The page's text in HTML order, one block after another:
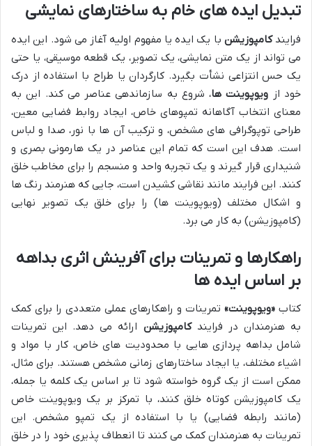
تبدیل ایده های خام به ساختارهای نمایشی
فرایندکامپوزیشن با یک ایده یا مفهوم اولیه آغاز می شود. این ایده
می تواند از یک متن نمایشی، یک تصویر، یک قطعه موسیقی، یا حتی
یک حس انتزاعی نشأت بگیرد. کارگردان یا طراح با استفاده از درک
خود از ویوپوینت ها، شروع به سازماندهی عناصر می کند. این به
معنای انتخاب آگاهانه تمپوهای خاص، ایجاد روابط فضایی معین،
طراحی توپوگرافی های مشخص، و ترکیب آن ها با نور، صدا و لباس
است. هدف این است که تمام این عناصر در یک هارمونی بصری و
شنیداری قرار گیرند و یک تجربه واحد و منسجم را برای مخاطب خلق
کنند. این فرایند مانند نقاشی کشیدن است، جایی که هنرمند رنگ ها
و اشکال مختلف (ویوپوینت ها) را برای خلق یک تصویر نهایی
(کامپوزیشن) به کار می برد.
راهکارها و تمرینات برای آفرینش اثری بداهه
بر اساس ایده ها
کتاب «ویوپوینت» تمرینات و راهکارهای عملی متعددی را برای کمک
به هنرمندان در فرایندکامپوزیشن ارائه می دهد. این تمرینات
شامل بداهه پردازی هایی با محدودیت های خاص، کار با مواد و
اشیاء مختلف، یا ایجاد ساختارهای زمانی مشخص هستند. برای مثال،
ممکن است از یک گروه خواسته شود تا بر اساس یک کلمه یا جمله،
یک کامپوزیشن کوتاه خلق کنند، با تمرکز بر یک ویوپوینت خاص
(مانند رابطه فضایی) یا با استفاده از یک تمپو مشخص. این
تمرینات به هنرمندان کمک می کنند تا انعطاف پذیری خود را در خلق